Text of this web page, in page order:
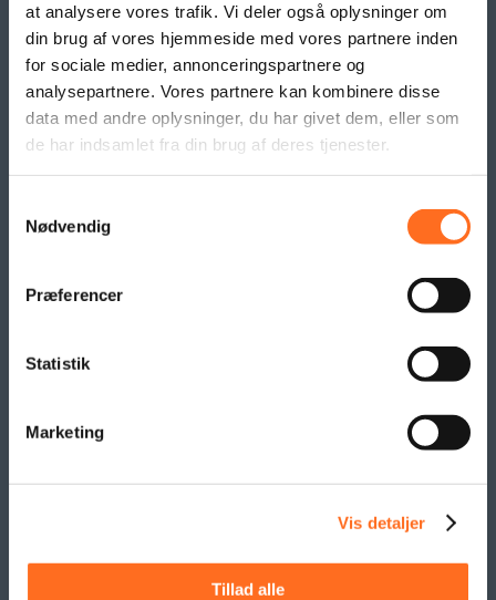
at analysere vores trafik. Vi deler også oplysninger om
din brug af vores hjemmeside med vores partnere inden
for sociale medier, annonceringspartnere og
analysepartnere. Vores partnere kan kombinere disse
data med andre oplysninger, du har givet dem, eller som
de har indsamlet fra din brug af deres tjenester.
Nødvendig
Præferencer
Statistik
Marketing
Vis detaljer
Tillad alle
BANNER PRODUKTER
Indoor bannere
Outdoor Bannere
Roll Up Banner
Flex Display
Beachflag
Pallesvøb og Pallehætter